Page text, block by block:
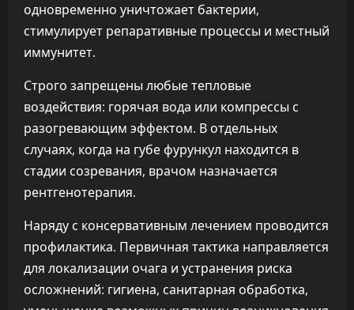
одновременно уничтожает бактерии,
стимулирует репаративные процессы и местный
иммунитет.
Строго запрещены любые тепловые
воздействия: горячая вода или компрессы с
разогревающим эффектом. В отдельных
случаях, когда на губе фурункул находится в
стадии созревания, врачом назначается
рентгенотерапия.
Наряду с консервативным лечением проводится
профилактика. Первичная тактика направляется
для локализации очага и устранения риска
осложнений: гигиена, санитарная обработка,